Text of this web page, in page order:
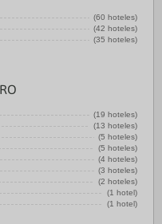
(60 hoteles)
(42 hoteles)
(35 hoteles)
(19 hoteles)
(13 hoteles)
(5 hoteles)
(5 hoteles)
(4 hoteles)
(3 hoteles)
(2 hoteles)
(1 hotel)
(1 hotel)